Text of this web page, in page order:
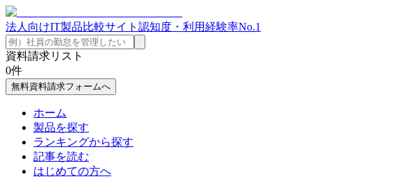
法人向けIT製品比較サイト 認知度・利用経験率No.1
資料請求リスト
0件
無料資料請求フォームへ
ホーム
製品を探す
ランキングから探す
記事を読む
はじめての方へ